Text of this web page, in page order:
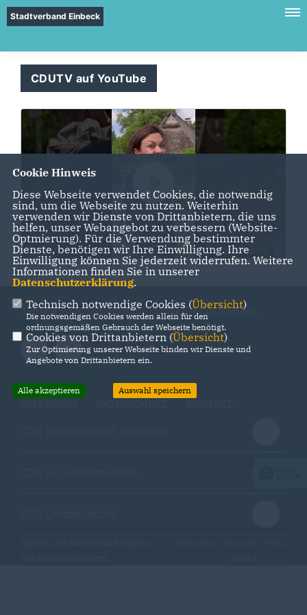
Stadtverband Einbeck
CDUTV auf YouTube
Aktuelle Infos und politische Inhalte der CDU Einbeck
Cookie Hinweis
Diese Webseite verwendet Cookies, die notwendig
sind, um die Webseite zu nutzen. Weiterhin
verwenden wir Dienste von Drittanbietern, die uns
helfen, unser Webangebot zu verbessern (Website-
Optmierung). Für die Verwendung bestimmter
Dienste, benötigen wir Ihre Einwilligung. Ihre
Einwilligung können Sie jederzeit widerrufen. Weitere
Informationen finden Sie in unserer
Datenschutzerklärung.
Technisch notwendige Cookies (Übersicht)
Die notwendigen Cookies werden allein für den
ordnungsgemäßen Gebrauch der Webseite benötigt.
Cookies von Drittanbietern (Übersicht)
Zur Optimierung unserer Webseite binden wir Dienste und
Angebote von Drittanbietern ein.
Alle akzeptieren Auswahl speichern